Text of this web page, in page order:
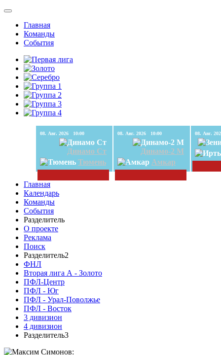
Главная
Команды
События
08. Авг. 2026 10:00
Динамо Ст
Тюмень
08. Авг. 2026 10:00
Динамо-2 М
Амкар
Главная
Календарь
Команды
События
Разделитель
О проекте
Реклама
Поиск
Разделитель2
ФНЛ
Вторая лига А - Золото
ПФЛ-Центр
ПФЛ - Юг
ПФЛ - Урал-Поволжье
ПФЛ - Восток
3 дивизион
4 дивизион
Разделитель3